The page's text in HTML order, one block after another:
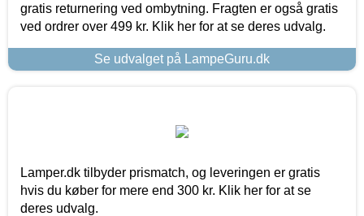
gratis returnering ved ombytning. Fragten er også gratis
ved ordrer over 499 kr. Klik her for at se deres udvalg.
Se udvalget på LampeGuru.dk
Lamper.dk tilbyder prismatch, og leveringen er gratis
hvis du køber for mere end 300 kr. Klik her for at se
deres udvalg.